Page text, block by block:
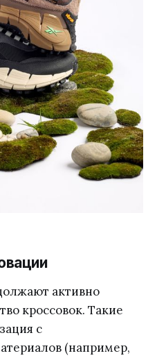
активно
кроссовок. Такие
с
(например,